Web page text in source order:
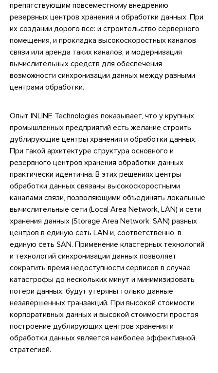
препятствующим повсеместному внедрению
резервных центров хранения и обработки данных. При
их создании дорого все: и строительство серверного
помещения, и прокладка высокоскоростных каналов
связи или аренда таких каналов, и модернизация
вычислительных средств для обеспечения
возможности синхронизации данных между разными
центрами обработки.
Опыт INLINE Technologies показывает, что у крупных
промышленных предприятий есть желание строить
дублирующие центры хранения и обработки данных.
При такой архитектуре структура основного и
резервного центров хранения обработки данных
практически идентична. В этих решениях центры
обработки данных связаны высокоскоростными
каналами связи, позволяющими объединять локальные
вычислительные сети (Local Area Network, LAN) и сети
хранения данных (Storage Area Network, SAN) разных
центров в единую сеть LAN и, соответственно, в
единую сеть SAN. Применение кластерных технологий
и технологий синхронизации данных позволяет
сократить время недоступности сервисов в случае
катастрофы до нескольких минут и минимизировать
потери данных: будут утеряны только данные
незавершенных транзакций. При высокой стоимости
корпоративных данных и высокой стоимости простоя
построение дублирующих центров хранения и
обработки данных является наиболее эффективной
стратегией.